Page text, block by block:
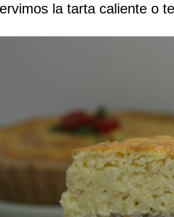
la tarta caliente o